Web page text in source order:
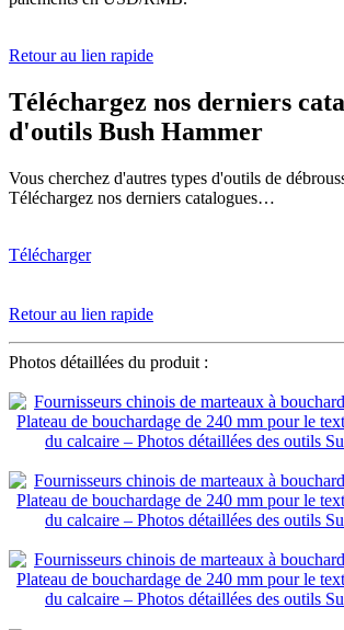
Retour au lien rapide
Téléchargez nos derniers
d'outils Bush Hammer
Vous cherchez d'autres types d'outils de
Téléchargez nos derniers catalogues…
Télécharger
Retour au lien rapide
Photos détaillées du produit :